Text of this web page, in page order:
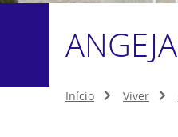
ANGEJA
Início Viver